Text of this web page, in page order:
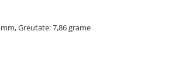
Greutate: 7,86 grame